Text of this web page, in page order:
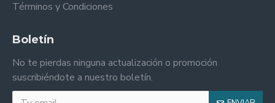
Términos y Condiciones
Boletín
No te pierdas ninguna actualización o promoción
suscribiéndote a nuestro boletín.